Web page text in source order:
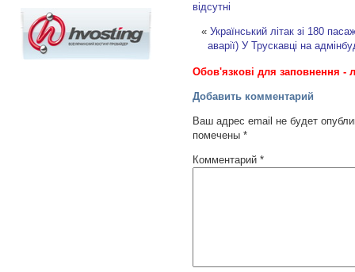
відсутні
«Український літак зі 180
аварії) У Трускавці на
Обов'язкові для заповнення -
Добавить комментарий
Ваш адрес email не будет
помечены *
Комментарий *